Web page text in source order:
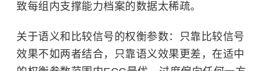
致每组内支撑能力档案的数据太稀疏。
关于语义和比较信号的权衡参数：只靠比较信号
效果不如两者结合，只靠语义效果更差，在适中